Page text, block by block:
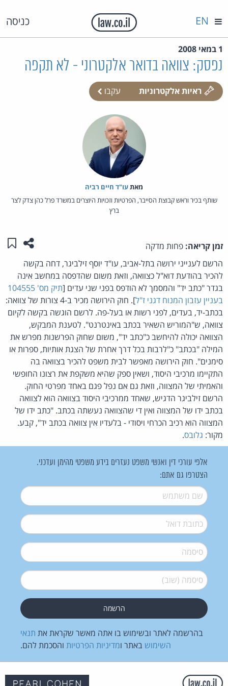
כניסה EN
1 במאי 2008
נפסק: צוואה בדואר אלקטרוני - לא תקפה
ראיות אלקטרוניות עקבו
מאת‏עו"ד חיים רביה
שותף בכיר וראש קבוצת הסייבר, הפרטיות וזכויות היוצרים במשרד פרל כהן צדק לצר
ברץ
זמן קריאה: פחות מדקה שתפו
הרשם לענייני ירושה בתל-אביב, עו"ד יוסף זילביגר, דחה בקשה
להכיר בהודעת דוא"ל כצוואה, וזאת משום שהדפסה במחשב אינה
בגדר "כתב יד" והמסמך לא הודפס בפני שני עדים [
תיק מס' 104555
בעניין עזבון המנוח דגני ז"ל
]. חוק הירושה מכיר ב-4 צורות של צוואה:
בכתב-יד, בעדים, לפני רשות או בעל-פה. לרשם הוגשה בקשה לקיום
צוואה, ש"המוריש השאיר בכתב באינטרנט". לטענת המבקש,
הצוואה יכולה להיחשב כ"כתב יד", משום שחוק הפרשנות מפרש את
המילה "בכתב" כ"לרבות בכל דרך אחרת של הצגת אותיות, ספרות או
סימנים". חוק הירושה מאפשר לבית משפט להכיר בצוואה בה
התקיימו מרכיבי היסוד, ושאין ספק שהיא משקפת את רצונו החופשי
והאמיתי של המצווה, וזאת גם אם נפל פגם באחד מפרטי החוק.
הרשם זילביגר הדגיש, שאחד ממרכיבי היסוד בצוואה הוא לצוואה
בכתב ידו של המצווה ואין די שהצוואה נעשתה בכתב. "כתב ידו של
המצווה הוא רכיב הכרחי ויסודי - בלעדיו אין צוואה בכתב יד", קבע.
מקור: גלובס.
אלפי עורכי דין ואנשי משפט נעזרים בידע משפטי מהימן ועדכני.
הצטרפו גם אתם:
שם משתמש*
דואל*
סיסמה*
סיסמה (שוב)*
בהרשמה לאתר ובשימוש בו אתה מאשר שקראת את תנאי
השימוש באתר ומדיניות הפרטיות והסכמת להם.